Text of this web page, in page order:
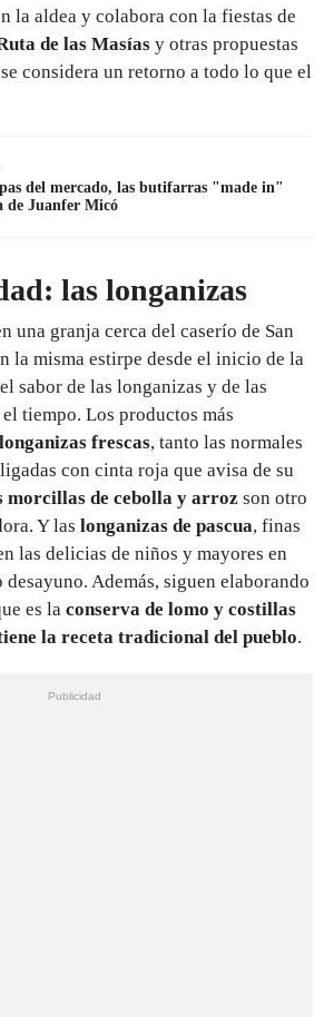
la aldea y colabora con la fiestas de
de las Masías y otras propuestas
considera un retorno a todo lo que el
del mercado, las butifarras "made in"
de Juanfer Micó
las longanizas
una granja cerca del caserío de San
la misma estirpe desde el inicio de la
sabor de las longanizas y de las
tiempo. Los productos más
longanizas frescas, tanto las normales
con cinta roja que avisa de su
morcillas de cebolla y arroz son otro
Y las longanizas de pascua, finas
las delicias de niños y mayores en
Además, siguen elaborando
es la conserva de lomo y costillas
la receta tradicional del pueblo.